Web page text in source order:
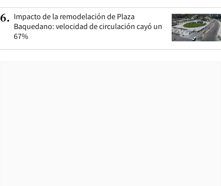
6. Impacto de la remodelación de Plaza
Baquedano: velocidad de circulación cayó un
67%